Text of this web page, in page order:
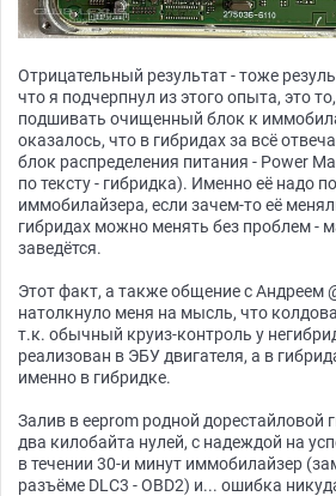
Отрицательный результат - тоже
что я подчерпнул из этого опыта, это
подшивать очищенный блок к
оказалось, что в гибридах за всё
блок распределения питания - Power
по тексту - гибридка). Именно её надо
иммобилайзера, если зачем-то её
гибридах можно менять без проблем -
заведётся.
Этот факт, а также общение с Андреем
натолкнуло меня на мысль, что
т.к. обычный круиз-контроль у
реализован в ЭБУ двигателя, а в
именно в гибридке.
Залив в eeprom родной дорестайловой
два килобайта нулей, с надеждой на
в течении 30-и минут иммобилайзер
разъёме DLC3 - OBD2) и... ошибка